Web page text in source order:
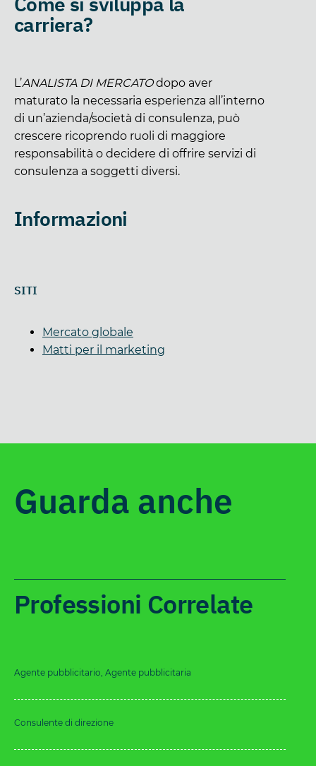
carriera?
L’ANALISTA DI MERCATOdopo aver
maturato la necessaria esperienza all’interno
di un’azienda/società di consulenza, può
crescere ricoprendo ruoli di maggiore
responsabilità o decidere di offrire servizi di
consulenza a soggetti diversi.
Informazioni
SITI
Mercato globale
Matti per il marketing
Guarda anche
Professioni Correlate
Agente pubblicitario, Agente pubblicitaria
Consulente di direzione